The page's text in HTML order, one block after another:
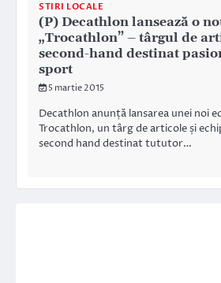
STIRI LOCALE
(P) Decathlon lansează o
„Trocathlon” – târgul de
second-hand destinat
sport
5 martie 2015
Decathlon anunță lansarea unei noi
Trocathlon, un târg de articole și
second hand destinat tututor…